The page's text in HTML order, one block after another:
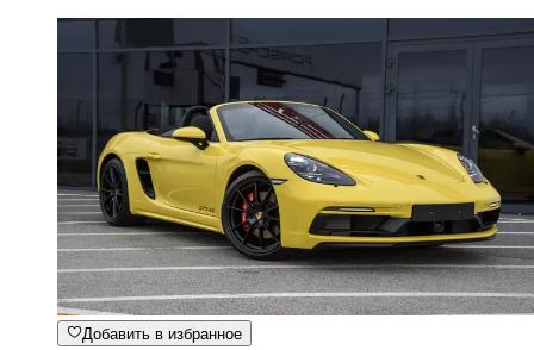
Добавить в избранное